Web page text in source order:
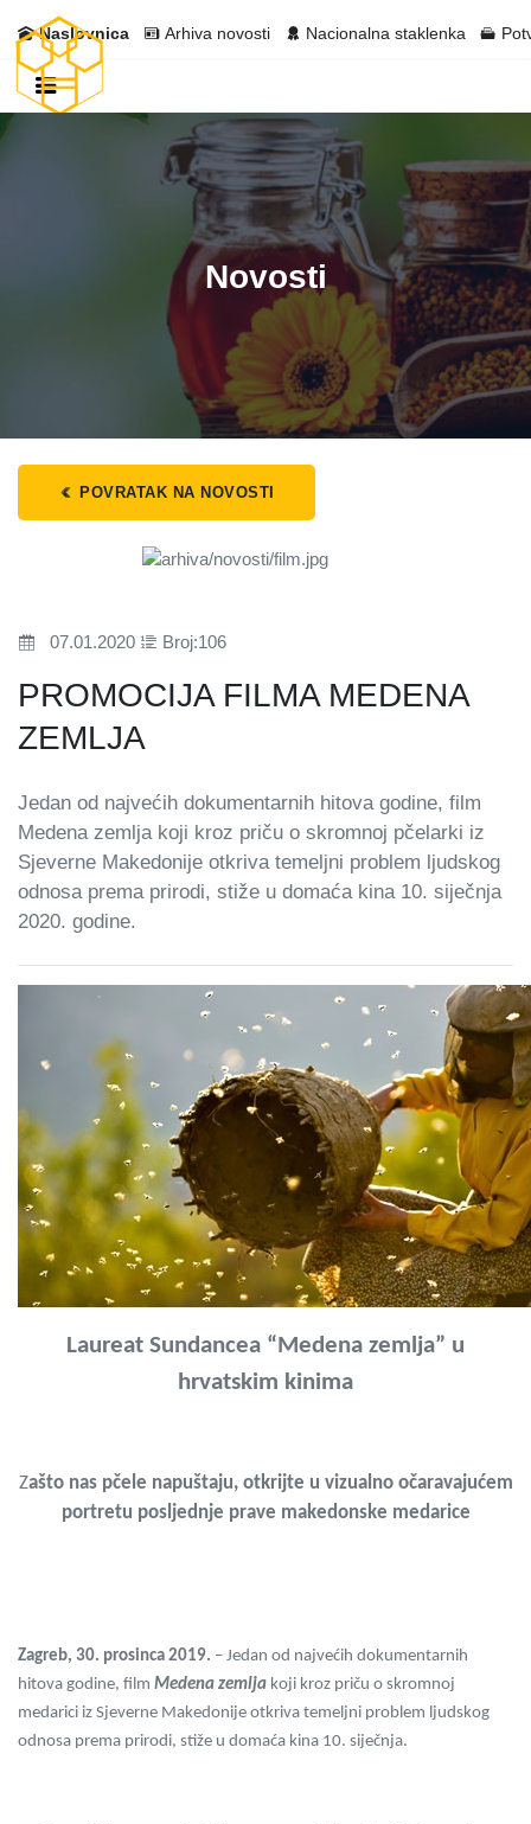
Naslovnica Arhiva novosti Nacionalna staklenka
Novosti
POVRATAK NA NOVOSTI
07.01.2020 Broj:106
PROMOCIJA FILMA MEDENA
ZEMLJA
Jedan od najvećih dokumentarnih hitova godine, film
Medena zemlja koji kroz priču o skromnoj pčelarki iz
Sjeverne Makedonije otkriva temeljni problem ljudskog
odnosa prema prirodi, stiže u domaća kina 10. siječnja
2020. godine.
Laureat Sundancea “Medena zemlja” u
hrvatskim kinima
Zašto nas pčele napuštaju, otkrijte u vizualno očaravajućem
portretu posljednje prave makedonske medarice
Zagreb, 30. prosinca 2019. – Jedan od najvećih dokumentarnih
hitova godine, film Medena zemlja koji kroz priču o skromnoj
medarici iz Sjeverne Makedonije otkriva temeljni problem ljudskog
odnosa prema prirodi, stiže u domaća kina 10. siječnja.